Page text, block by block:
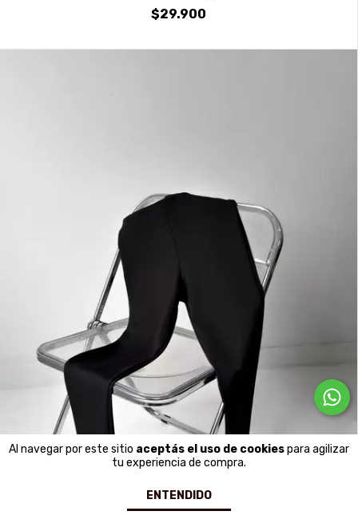
Al navegar por este sitio aceptás el uso de cookiespara agilizar
tu experiencia de compra.
ENTENDIDO
$29.900